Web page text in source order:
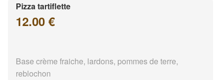
Pizza tartiflette
12.00 €
Base crème fraiche, lardons, pommes de terre,
reblochon